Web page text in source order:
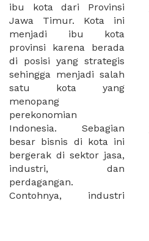
ibu kota dari Provinsi
Jawa Timur. Kota ini
menjadi ibu kota
provinsi karena berada
di posisi yang strategis
sehingga menjadi salah
satu kota yang
menopang
perekonomian
Indonesia. Sebagian
besar bisnis di kota ini
bergerak di sektor jasa,
industri, dan
perdagangan.
Contohnya, industri
yang berkantor pusat di
Surabaya adalah PT
Sampoerna Tbk,
Maspion dan Uniliver
Indonesia, dimana
perusahaan-
perusahaan tersebut
berada di kawasan
pusat bisnis Surabaya
yang berada di Jalan
Tunjungan, Ahmad Yani,
Basuki Rahmat, Bukit
Darmo, dan Jalan